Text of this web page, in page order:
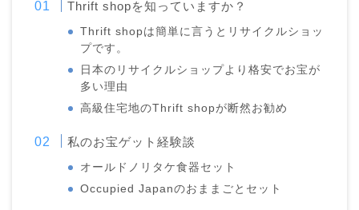
Thrift shopを知っていますか？
Thrift shopは簡単に言うとリサイクルショッ
プです。
日本のリサイクルショップより格安でお宝が
多い理由
高級住宅地のThrift shopが断然お勧め
私のお宝ゲット経験談
オールドノリタケ食器セット
Occupied Japanのおままごとセット